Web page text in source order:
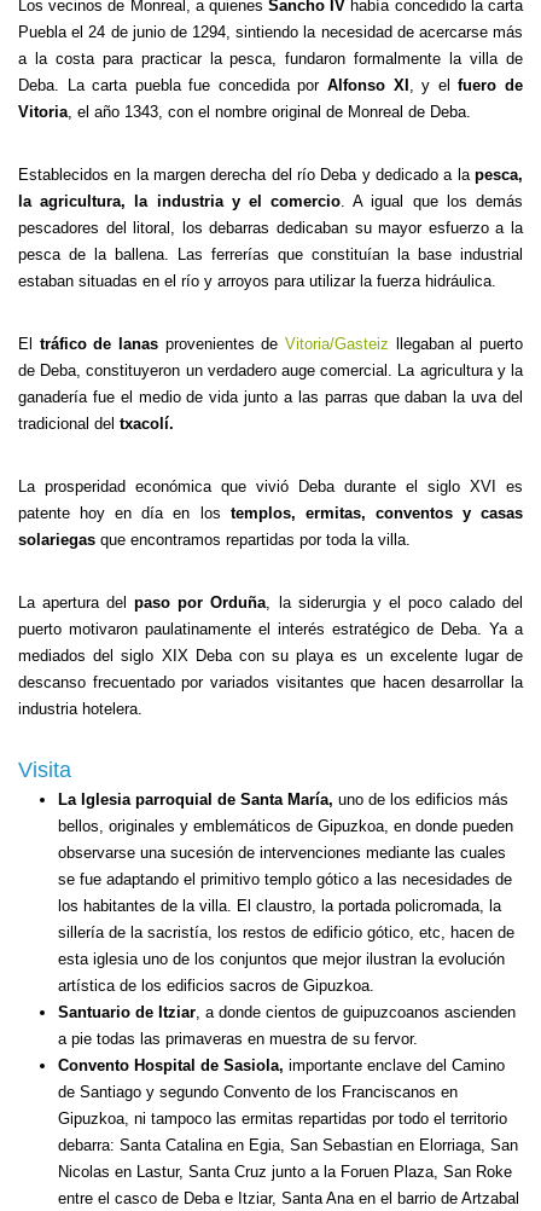
Los vecinos de Monreal, a quienesSancho IV había concedido la carta
Puebla el 24 de junio de 1294, sintiendo la necesidad de acercarse más
a la costa para practicar la pesca, fundaron formalmente la villa de
Deba. La carta puebla fue concedida porAlfonso XI , y elfuero de
Vitoria, el año 1343, con el nombre original de Monreal de Deba.
Establecidos en la margen derecha del río Deba y dedicado a la pesca,
la agricultura, la industria y el comercio. A igual que los demás
pescadores del litoral, los debarras dedicaban su mayor esfuerzo a la
pesca de la ballena. Las ferrerías que constituían la base industrial
estaban situadas en el río y arroyos para utilizar la fuerza hidráulica.
El tráfico de lanas provenientes de Vitoria/Gasteiz llegaban al puerto
de Deba, constituyeron un verdadero auge comercial. La agricultura y la
ganadería fue el medio de vida junto a las parras que daban la uva del
tradicional del txacolí.
La prosperidad económica que vivió Deba durante el siglo XVI es
patente hoy en día en los templos, ermitas, conventos y casas
solariegas que encontramos repartidas por toda la villa.
La apertura delpaso por Orduña, la siderurgia y el poco calado del
puerto motivaron paulatinamente el interés estratégico de Deba. Ya a
mediados del siglo XIX Deba con su playa es un excelente lugar de
descanso frecuentado por variados visitantes que hacen desarrollar la
industria hotelera.
Visita
La Iglesia parroquial de Santa María, uno de los edificios más
bellos, originales y emblemáticos de Gipuzkoa, en donde pueden
observarse una sucesión de intervenciones mediante las cuales
se fue adaptando el primitivo templo gótico a las necesidades de
los habitantes de la villa. El claustro, la portada policromada, la
sillería de la sacristía, los restos de edificio gótico, etc, hacen de
esta iglesia uno de los conjuntos que mejor ilustran la evolución
artística de los edificios sacros de Gipuzkoa.
Santuario de Itziar, a donde cientos de guipuzcoanos ascienden
a pie todas las primaveras en muestra de su fervor.
Convento Hospital de Sasiola, importante enclave del Camino
de Santiago y segundo Convento de los Franciscanos en
Gipuzkoa, ni tampoco las ermitas repartidas por todo el territorio
debarra: Santa Catalina en Egia, San Sebastian en Elorriaga, San
Nicolas en Lastur, Santa Cruz junto a la Foruen Plaza, San Roke
entre el casco de Deba e Itziar, Santa Ana en el barrio de Artzabal